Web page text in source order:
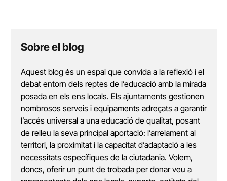
Sobre el blog
Aquest blog és un espai que convida a la reflexió i el
debat entorn dels reptes de l’educació amb la mirada
posada en els ens locals. Els ajuntaments gestionen
nombrosos serveis i equipaments adreçats a garantir
l’accés universal a una educació de qualitat, posant
de relleu la seva principal aportació: l’arrelament al
territori, la proximitat i la capacitat d’adaptació a les
necessitats específiques de la ciutadania. Volem,
doncs, oferir un punt de trobada per donar veu a